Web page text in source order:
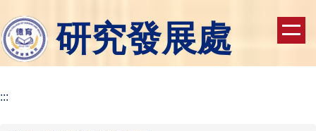
到
主
要
容
研究發展處
:::